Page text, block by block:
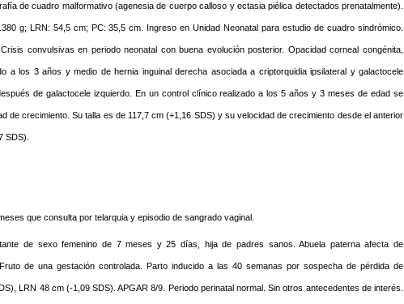
de cuadro malformativo (agenesia de cuerpo calloso y ectasia piélica detectados prenatalmente).
g; LRN: 54,5 cm; PC: 35,5 cm. Ingreso en Unidad Neonatal para estudio de cuadro sindrómico.
convulsivas en periodo neonatal con buena evolución posterior. Opacidad corneal congénita,
a los 3 años y medio de hernia inguinal derecha asociada a criptorquidia ipsilateral y galactocele
de galactocele izquierdo. En un control clínico realizado a los 5 años y 3 meses de edad se
de crecimiento. Su talla es de 117,7 cm (+1,16 SDS) y su velocidad de crecimiento desde el anterior
SDS).
que consulta por telarquia y episodio de sangrado vaginal.
de sexo femenino de 7 meses y 25 días, hija de padres sanos. Abuela paterna afecta de
de una gestación controlada. Parto inducido a las 40 semanas por sospecha de pérdida de
LRN 48 cm (-1,09 SDS). APGAR 8/9. Periodo perinatal normal. Sin otros antecedentes de interés.